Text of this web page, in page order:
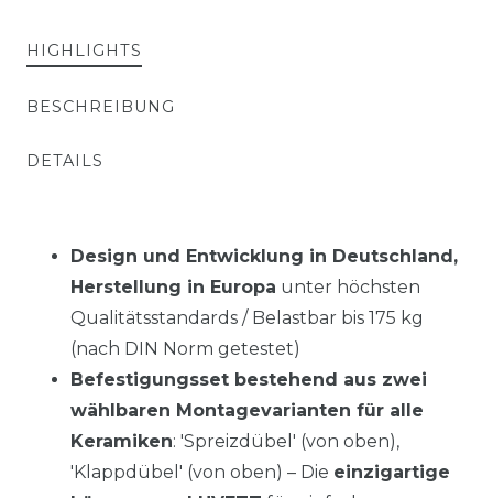
HIGHLIGHTS
BESCHREIBUNG
DETAILS
Design und Entwicklung in Deutschland,
Herstellung in Europa unter höchsten
Qualitätsstandards / Belastbar bis 175 kg
(nach DIN Norm getestet)
Befestigungsset bestehend aus zwei
wählbaren Montagevarianten für alle
Keramiken: 'Spreizdübel' (von oben),
'Klappdübel' (von oben) – Die einzigartige